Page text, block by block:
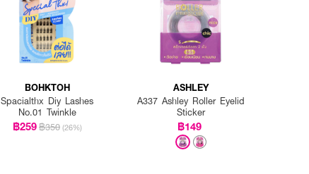
BOHKTOH
Spacialthx Diy Lashes
No.01 Twinkle
฿259฿350 (26%)
ASHLEY
A337 Ashley Roller Eyelid
Sticker
฿149